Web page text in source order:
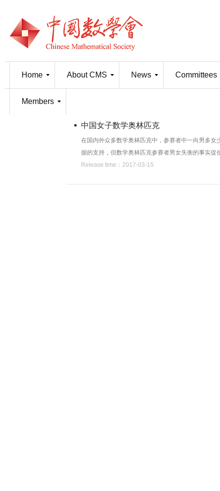
Home About CMS News Committees
Members
中国女子数学奥林匹克
在国内外众多数学奥林匹克中，参赛者中一向男多
据的支持，但数学奥林匹克参赛者男女失衡的事实促
Release time：2017-03-15